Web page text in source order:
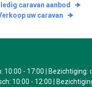
caravan aanbod
uw caravan
10:00 - 17:00 | Bezichtiging:
10:00 - 12:00 |